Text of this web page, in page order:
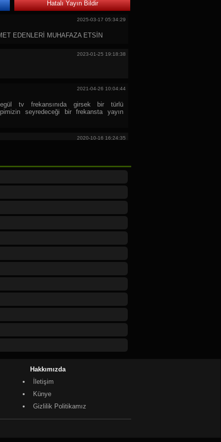
Hatalı Yayın Bildir
2025-03-17 05:34:29
EDENLERİ MUHAFAZA ETSİN
2023-01-25 19:18:38
2021-04-26 10:04:44
tv frekansınıda girsek bir türlü
seyredeceği bir frekansta yayın
2020-10-16 16:24:35
sohbetlerini Almanyada da izlemek
neden bilmiyorum kanal listemizde yok
Sayın Ahmet hocayı. Dileğimiz
izlemekdir.Selamlar
olur doktorluk birşey çıkmadı
dağıtılırdı. şimdi mekke halkının
kesme zorunluğu yoktur.hatta
kazandırmak haramdır.
VAKİTLERİNDE KILDINIZ VE
KILDIRDINIZ MI? '''' YAŞAMINIZ
VE CİDDİYETLE VAKİTLERİNDE
İTİBAREN TUTTURDUNUZ
ETTİNİZ VE İNTİKAL ETTİRDİNİZ
Hakkımızda
İletişim
Künye
Gizlilik Politikamız